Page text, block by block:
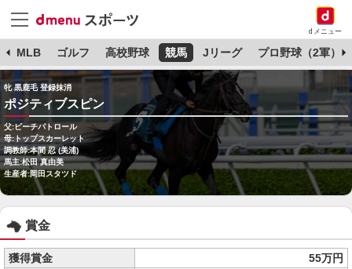
dメニュー
MLB ゴルフ 高校野球 競馬 Jリーグ プロ野球（2軍）
牝 黒鹿毛 登録抹消
ポジティブスピン
父:ビーチパトロール
母:トップスカーレット
調教師:本間 忍 (美浦)
馬主:松田 真由美
生産者:岡田スタツド
賞金
獲得賞金
55万円